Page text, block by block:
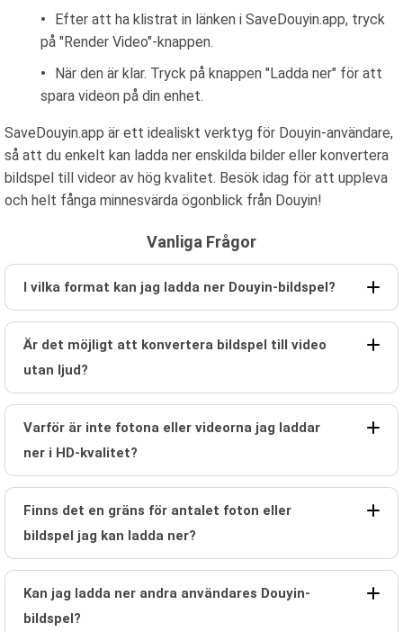
Efter att ha klistrat in länken i SaveDouyin.app, tryck
på "Render Video"-knappen.
När den är klar. Tryck på knappen "Ladda ner" för att
spara videon på din enhet.
SaveDouyin.app är ett idealiskt verktyg för Douyin-användare,
så att du enkelt kan ladda ner enskilda bilder eller konvertera
bildspel till videor av hög kvalitet. Besök idag för att uppleva
och helt fånga minnesvärda ögonblick från Douyin!
Vanliga Frågor
I vilka format kan jag ladda ner Douyin-bildspel?
Är det möjligt att konvertera bildspel till video
utan ljud?
Varför är inte fotona eller videorna jag laddar
ner i HD-kvalitet?
Finns det en gräns för antalet foton eller
bildspel jag kan ladda ner?
Kan jag ladda ner andra användares Douyin-
bildspel?